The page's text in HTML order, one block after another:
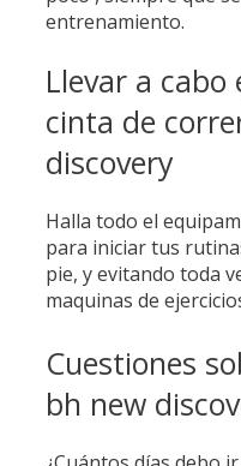
entrenamiento.
Llevar a cabo
cinta de
discovery
Halla todo el
para iniciar tus
pie, y evitando toda
maquinas de
Cuestiones
bh new